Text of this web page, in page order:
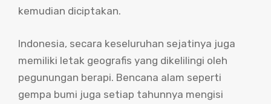
kemudian diciptakan.
Indonesia, secara keseluruhan sejatinya juga
memiliki letak geografis yang dikelilingi oleh
pegunungan berapi. Bencana alam seperti
gempa bumi juga setiap tahunnya mengisi